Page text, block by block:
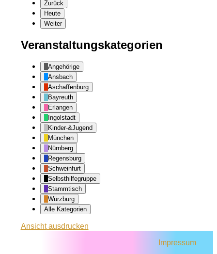
Zurück
Heute
Weiter
Veranstaltungskategorien
Angehörige
Ansbach
Aschaffenburg
Bayreuth
Erlangen
Ingolstadt
Kinder-&Jugend
München
Nürnberg
Regensburg
Schweinfurt
Selbsthilfegruppe
Stammtisch
Würzburg
Alle Kategorien
Ansichtausdrucken
Impressum